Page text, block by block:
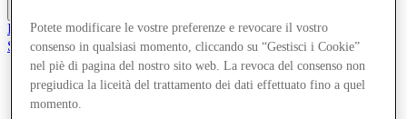
Il Club
Salvata
it
Negozi
Offerte
Potete modificare le vostre preferenze e revocare il vostro
consenso in qualsiasi momento, cliccando su “Gestisci i Cookie”
nel piè di pagina del nostro sito web. La revoca del consenso non
pregiudica la liceità del trattamento dei dati effettuato fino a quel
momento.